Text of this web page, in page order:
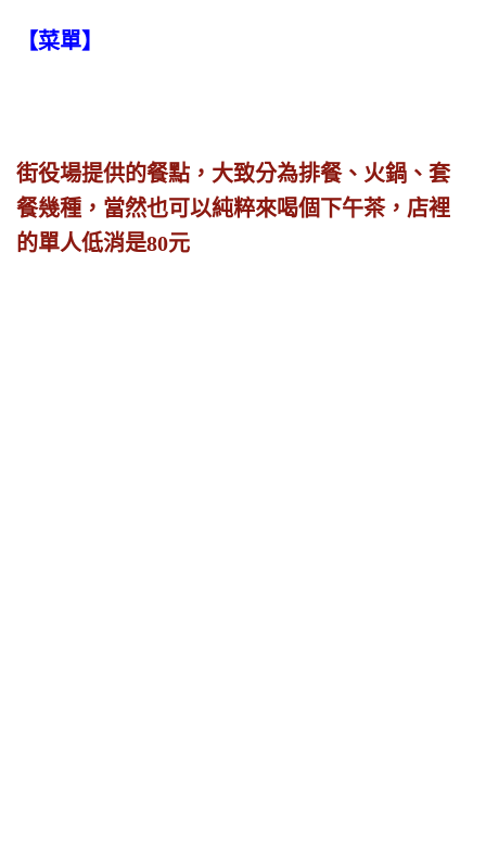
【菜單】
街役場提供的餐點，大致分為排餐、火鍋、套
餐幾種，當然也可以純粹來喝個下午茶，店裡
的單人低消是80元